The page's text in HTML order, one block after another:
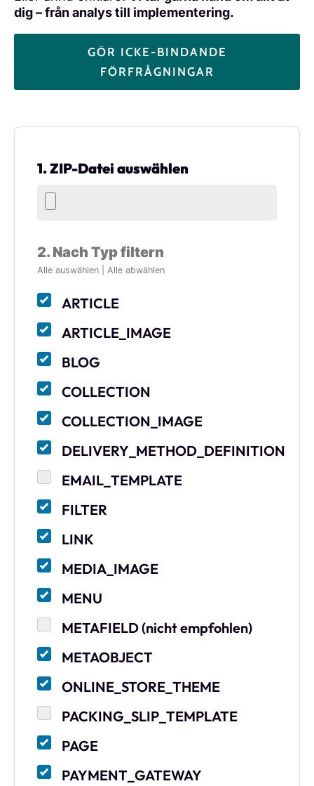
dig – från analys till implementering.
GÖR ICKE-BINDANDE
FÖRFRÅGNINGAR
1. ZIP-Datei auswählen
2. Nach Typ filtern
Alle auswählen Alle abwählen
ARTICLE
ARTICLE_IMAGE
BLOG
COLLECTION
COLLECTION_IMAGE
DELIVERY_METHOD_DEFINITION
EMAIL_TEMPLATE
FILTER
LINK
MEDIA_IMAGE
MENU
METAFIELD (nicht empfohlen)
METAOBJECT
ONLINE_STORE_THEME
PACKING_SLIP_TEMPLATE
PAGE
PAYMENT_GATEWAY